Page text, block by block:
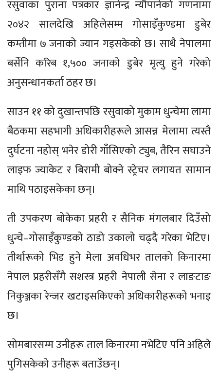
रसुवाका पुराना पत्रकार ज्ञानेन्द्र न्यौपानेको गणनामा
२०४२ सालदेखि अहिलेसम्म गोसाइँकुण्डमा डुबेर
कम्तीमा ७ जनाको ज्यान गइसकेको छ। साथै नेपालमा
बर्सेनि करिब १,५०० जनाको डुबेर मृत्यु हुने गरेको
अनुसन्धानकर्ता ठहर छ।
साउन ११ को दुखान्तपछि रसुवाको मुकाम धुन्चेमा लामा
बैठकमा सहभागी अधिकारीहरूले आसन्न मेलामा त्यस्तै
दुर्घटना नहोस् भनेर डोरी गाँसिएको ट्युब, तैरिन सघाउने
लाइफ ज्याकेट र बिरामी बोक्ने स्ट्रेचर लगायत सामान
माथि पठाइसकेका छन्।
ती उपकरण बोकेका प्रहरी र सैनिक मंगलबार दिउँसो
धुन्चे–गोसाइँकुण्डको ठाडो उकालो चढ्दै गरेका भेटिए।
तीर्थारूको भिड हुने मेला अवधिभर तालको किनारमा
नेपाल प्रहरीसँगै सशस्त्र प्रहरी नेपाली सेना र लाङटाङ
निकुञ्जका रेन्जर खटाइसकिएको अधिकारीहरूको भनाइ
छ।
सोमबारसम्म उनीहरू ताल किनारमा नभेटिए पनि अहिले
पुगिसकेको उनीहरू बताउँछन्।